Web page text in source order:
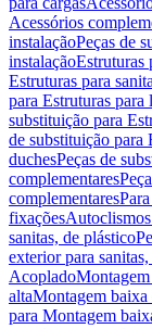
Acessórios
instalaçãoPeças de
instalaçãoEstruturas
Estruturas para
para Estruturas para
substituição para
de substituição para
duchesPeças de
complementares
complementares
fixações
sanitas, de plástico
exterior para
AcopladoMontagem
altaMontagem baixa
para Montagem